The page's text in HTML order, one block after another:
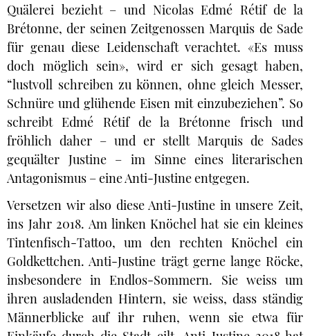
Quälerei bezieht – und Nicolas Edmé Rétif de la
Brétonne, der seinen Zeitgenossen Marquis de Sade
für genau diese Leidenschaft verachtet. «Es muss
doch möglich sein», wird er sich gesagt haben,
“lustvoll schreiben zu können, ohne gleich Messer,
Schnüre und glühende Eisen mit einzubeziehen”. So
schreibt Edmé Rétif de la Brétonne frisch und
fröhlich daher – und er stellt Marquis de Sades
gequälter Justine – im Sinne eines literarischen
Antagonismus – eine Anti-Justine entgegen.
Versetzen wir also diese Anti-Justine in unsere Zeit,
ins Jahr 2018. Am linken Knöchel hat sie ein kleines
Tintenfisch-Tattoo, um den rechten Knöchel ein
Goldkettchen. Anti-Justine trägt gerne lange Röcke,
insbesondere in Endlos-Sommern. Sie weiss um
ihren ausladenden Hintern, sie weiss, dass ständig
Männerblicke auf ihr ruhen, wenn sie etwa für